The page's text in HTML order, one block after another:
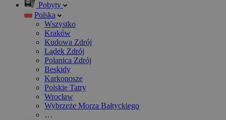
Pobyty
Polska
Wszystko
Kraków
Kudowa Zdrój
Lądek Zdrój
Polanica Zdrój
Beskidy
Karkonosze
Polskie Tatry
Wrocław
Wybrzeże Morza Bałtyckiego
…